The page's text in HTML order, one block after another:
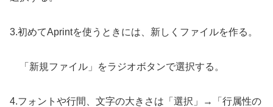
3.初めてAprintを使うときには、新しくファイルを作る。
「新規ファイル」をラジオボタンで選択する。
4.フォントや行間、文字の大きさは「選択」→「行属性の